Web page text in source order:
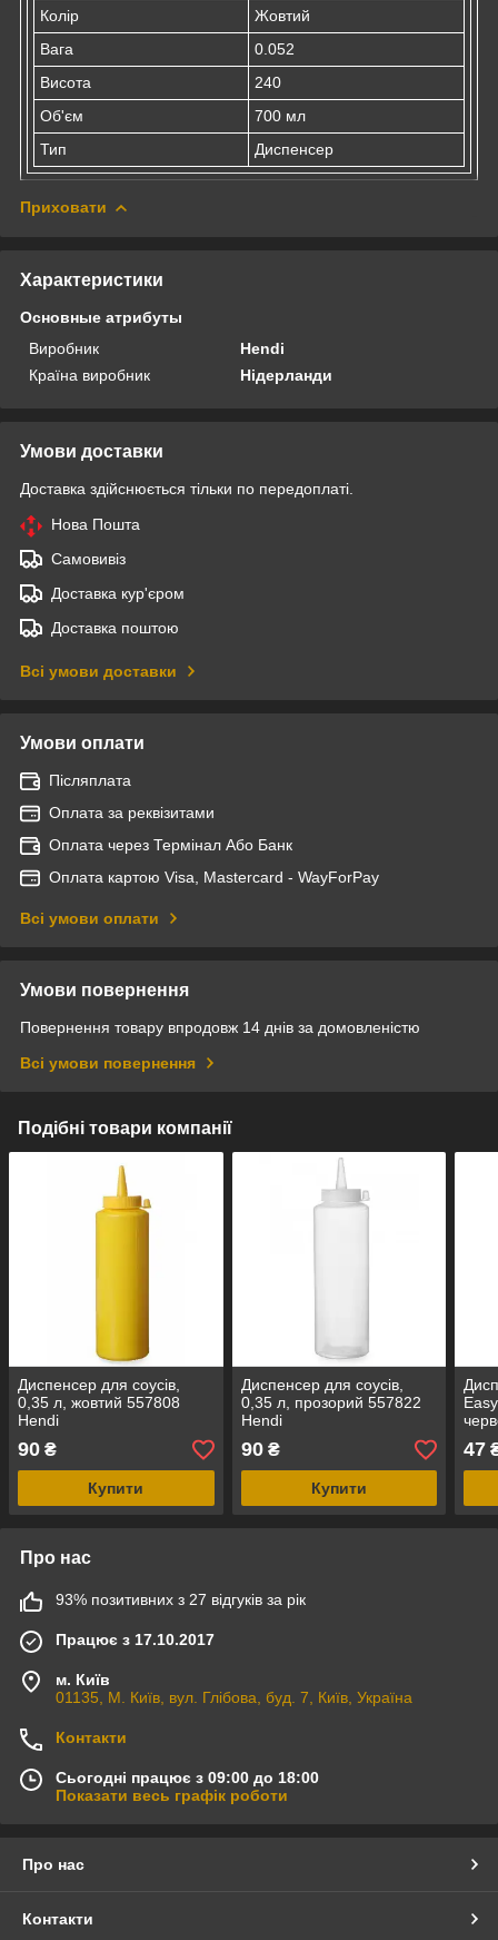
Колір
Жовтий
Вага
0.052
Висота
240
Об'єм
700 мл
Тип
Диспенсер
Приховати
Характеристики
Основные атрибуты
Виробник
Hendi
Країна виробник
Нідерланди
Умови доставки
Доставка здійснюється тільки по передоплаті.
Нова Пошта
Самовивіз
Доставка кур'єром
Доставка поштою
Всі умови доставки
Умови оплати
Післяплата
Оплата за реквізитами
Оплата через Термінал Або Банк
Оплата картою Visa, Mastercard - WayForPay
Всі умови оплати
Умови повернення
Повернення товару впродовж 14 днів за домовленістю
Всі умови повернення
Подібні товари компанії
Диспенсер для соусів,
0,35 л, жовтий 557808
Hendi
90 ₴
Купити
Диспенсер для соусів,
0,35 л, прозорий 557822
Hendi
90₴
Купити
47
Про нас
93% позитивних з 27 відгуків за рік
Працює з 17.10.2017
м. Київ
01135, М. Київ, вул. Глібова, буд. 7, Київ, Україна
Контакти
Сьогодні працює з 09:00 до 18:00
Показати весь графік роботи
Про нас
Контакти